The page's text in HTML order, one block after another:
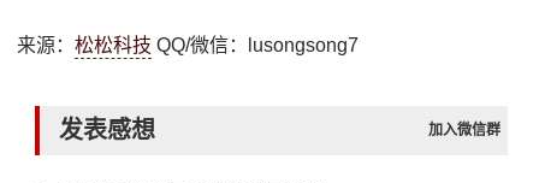
来源：松松科技 QQ/微信：lusongsong7
发表感想 加入微信群